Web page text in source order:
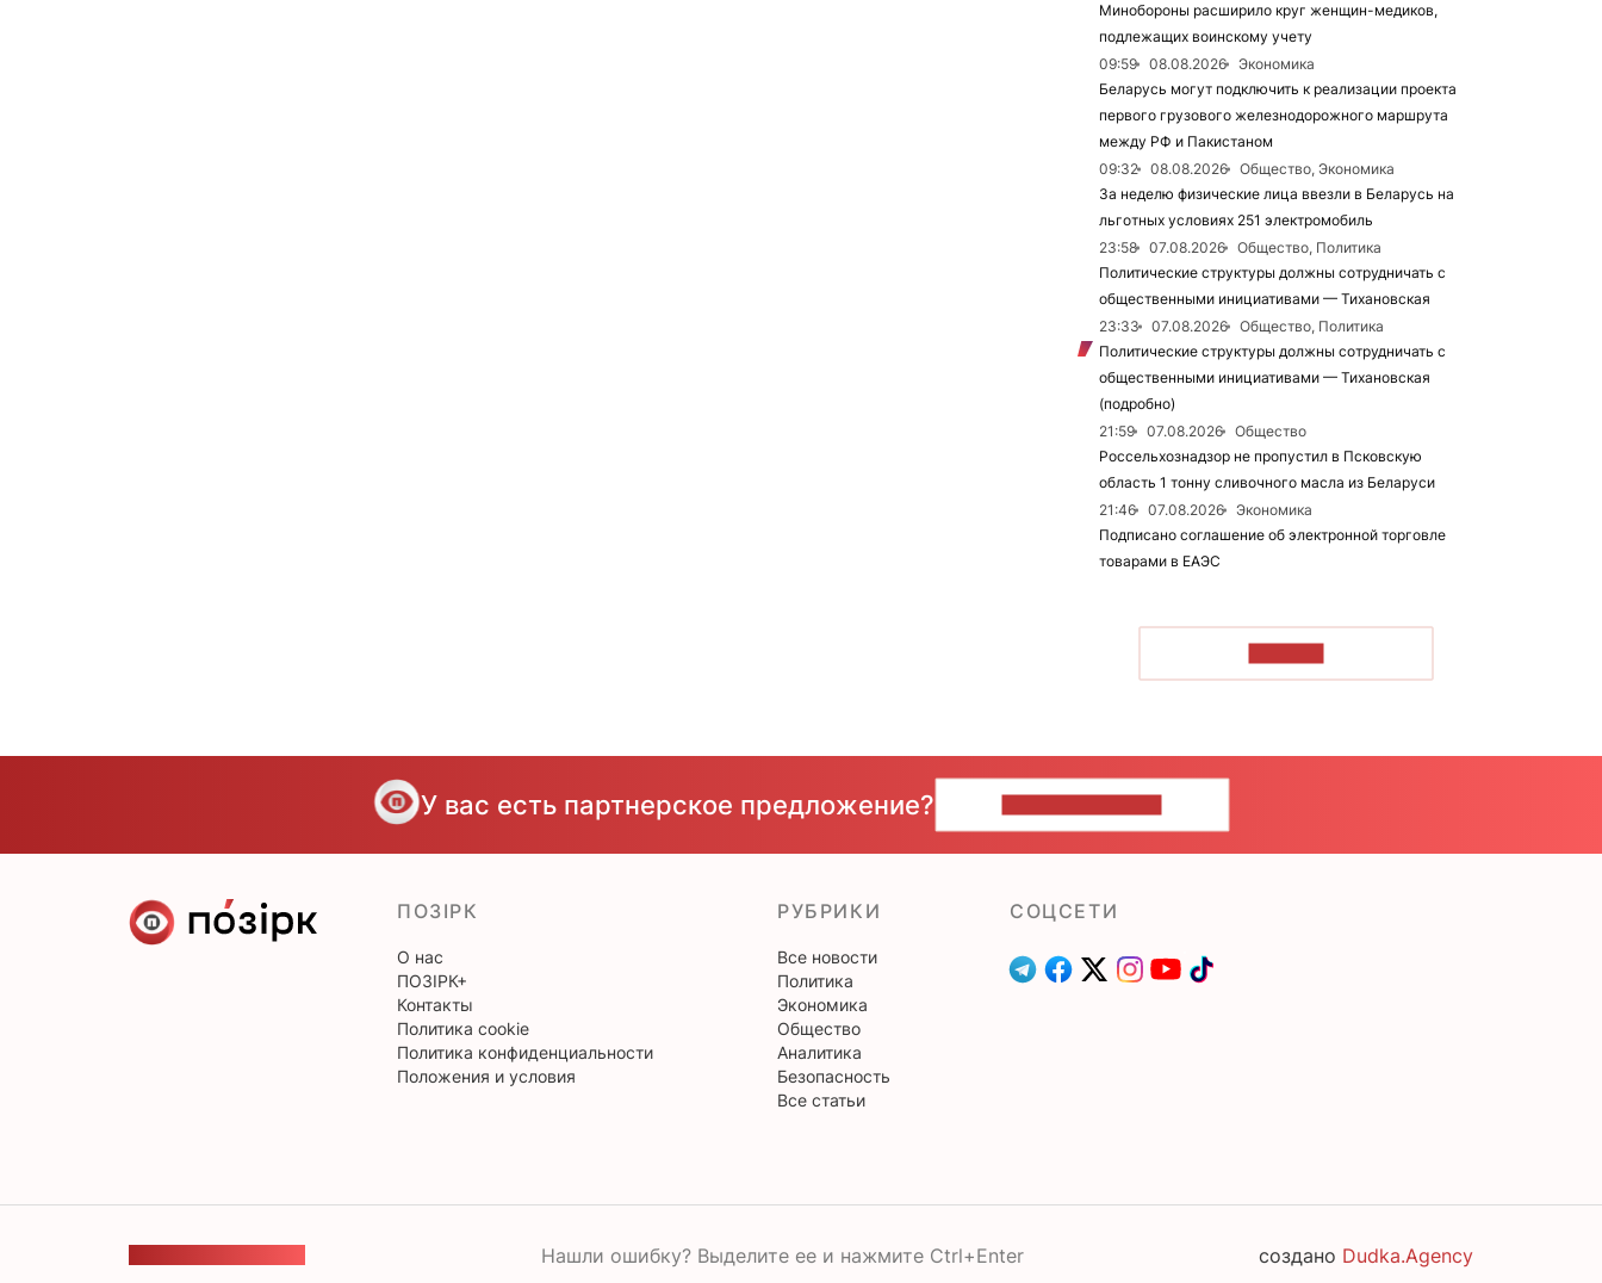
Минобороны расширило круг женщин-медиков,
подлежащих воинскому учету
09:59
08.08.2026
Экономика
Беларусь могут подключить к реализации проекта
первого грузового железнодорожного маршрута
между РФ и Пакистаном
09:32
08.08.2026
Общество, Экономика
За неделю физические лица ввезли в Беларусь на
льготных условиях 251 электромобиль
23:58
07.08.2026
Общество, Политика
Политические структуры должны сотрудничать с
общественными инициативами — Тихановская
23:33
07.08.2026
Общество, Политика
Политические структуры должны сотрудничать с
общественными инициативами — Тихановская
(подробно)
21:59
07.08.2026
Общество
Россельхознадзор не пропустил в Псковскую
область 1 тонну сливочного масла из Беларуси
21:46
07.08.2026
Экономика
Подписано соглашение об электронной торговле
товарами в ЕАЭС
У вас есть партнерское предложение?
ПОЗІРК
О нас
ПОЗІРК+
Контакты
Политика cookie
Политика конфиденциальности
Положения и условия
РУБРИКИ
Все новости
Политика
Экономика
Общество
Аналитика
Безопасность
Все статьи
CОЦСЕТИ
Нашли ошибку? Выделите ее и нажмите Ctrl+Enter создано Dudka.Agency